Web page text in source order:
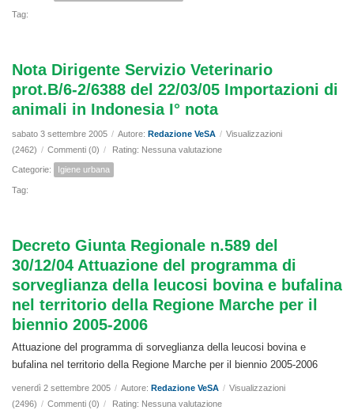
Tag:
Nota Dirigente Servizio Veterinario
prot.B/6-2/6388 del 22/03/05 Importazioni di
animali in Indonesia I° nota
sabato 3 settembre 2005 / Autore: Redazione VeSA / Visualizzazioni
(2462) / Commenti (0) / Rating: Nessuna valutazione
Categorie: Igiene urbana
Tag:
Decreto Giunta Regionale n.589 del
30/12/04 Attuazione del programma di
sorveglianza della leucosi bovina e bufalina
nel territorio della Regione Marche per il
biennio 2005-2006
Attuazione del programma di sorveglianza della leucosi bovina e
bufalina nel territorio della Regione Marche per il biennio 2005-2006
venerdì 2 settembre 2005 / Autore: Redazione VeSA / Visualizzazioni
(2496) / Commenti (0) / Rating: Nessuna valutazione